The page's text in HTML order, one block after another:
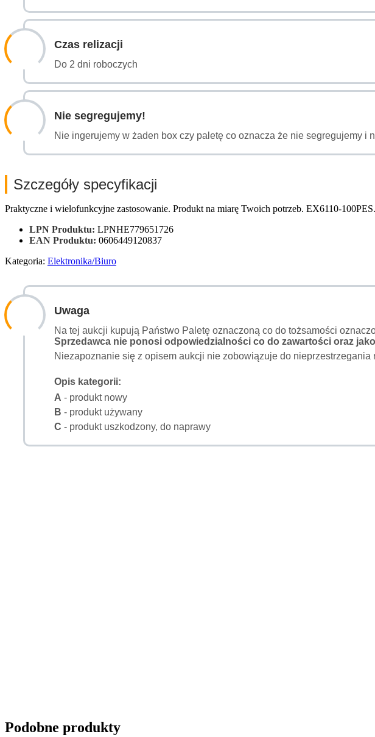
Czas relizacji
Do 2 dni roboczych
Nie segregujemy!
Nie ingerujemy w żaden box czy paletę co oznacza że nie segregujemy i
Szczegóły specyfikacji
Praktyczne i wielofunkcyjne zastosowanie. Produkt na miarę Twoich potrzeb. EX6110-100PES.
LPN Produktu: LPNHE779651726
EAN Produktu: 0606449120837
Kategoria: Elektronika/Biuro
Uwaga
Na tej aukcji kupują Państwo Paletę oznaczoną co do tożsamości
Sprzedawca nie ponosi odpowiedzialności co do zawartości oraz
Niezapoznanie się z opisem aukcji nie zobowiązuje do nieprzestrzegania
Opis kategorii:
A - produkt nowy
B - produkt używany
C - produkt uszkodzony, do naprawy
Podobne produkty